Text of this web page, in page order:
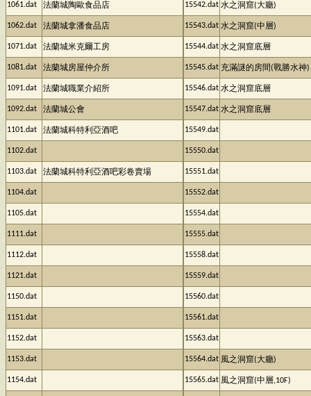
1061.dat 法蘭城陶歐食品店
1062.dat 法蘭城拿潘食品店
1071.dat 法蘭城米克爾工房
1081.dat 法蘭城房屋仲介所
1091.dat 法蘭城職業介紹所
1092.dat 法蘭城公會
1101.dat 法蘭城科特利亞酒吧
1102.dat
1103.dat 法蘭城科特利亞酒吧彩卷賣場
1104.dat
1105.dat
1111.dat
1112.dat
1121.dat
1150.dat
1151.dat
1152.dat
1153.dat
1154.dat
15542.dat 水之洞窟(大廳)
15543.dat 水之洞窟(中層)
15544.dat 水之洞窟底層
15545.dat 充滿謎的房間(戰勝水神)
15546.dat 水之洞窟底層
15547.dat 水之洞窟底層
15549.dat
15550.dat
15551.dat
15552.dat
15554.dat
15555.dat
15558.dat
15559.dat
15560.dat
15561.dat
15563.dat
15564.dat 風之洞窟(大廳)
15565.dat 風之洞窟(中層,10F)